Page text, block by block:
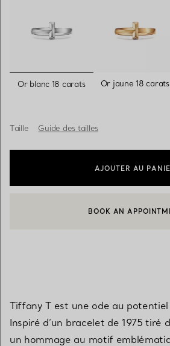
Taille Guide des tailles
sélectionnés
Or blanc 18 carats Or jaune 18 carats
AJOUTER AU
CONTACTER UN CONSEILLER
BOOK AN
Tiffany T est une ode au potentiel
Inspiré d’un bracelet de 1975 tiré
un hommage au motif